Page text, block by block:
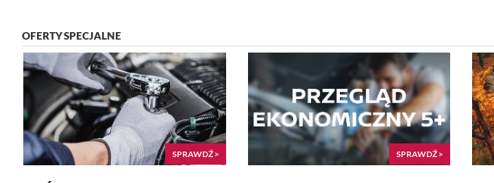
OFERTY SPECJALNE
SPRAWDŹ > SPRAWDŹ >